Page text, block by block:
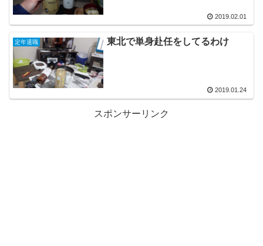
2019.02.01
定年退職 東北で単身赴任をしてるわけ
2019.01.24
スポンサーリンク